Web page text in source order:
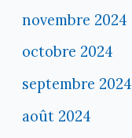
novembre 2024
octobre 2024
septembre 2024
août 2024